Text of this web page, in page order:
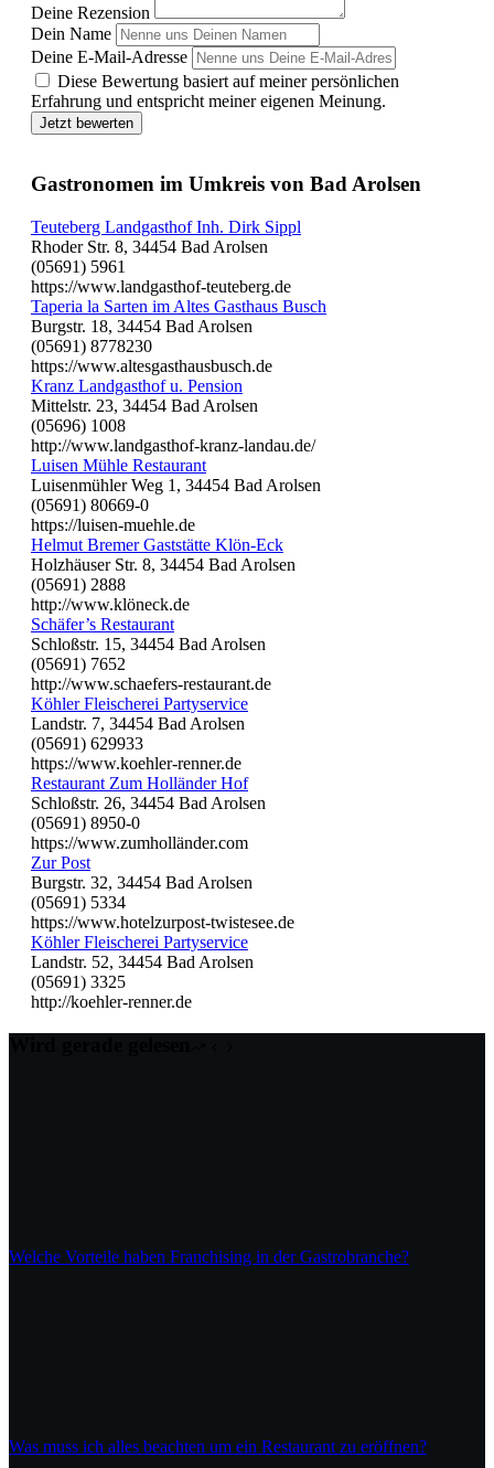
Deine Rezension
Dein Name
Deine E-Mail-Adresse
Diese Bewertung basiert auf meiner persönlichen
Erfahrung und entspricht meiner eigenen Meinung.
Jetzt bewerten
Gastronomen im Umkreis von Bad Arolsen
Teuteberg Landgasthof Inh. Dirk Sippl
Rhoder Str. 8, 34454 Bad Arolsen
(05691) 5961
https://www.landgasthof-teuteberg.de
Taperia la Sarten im Altes Gasthaus Busch
Burgstr. 18, 34454 Bad Arolsen
(05691) 8778230
https://www.altesgasthausbusch.de
Kranz Landgasthof u. Pension
Mittelstr. 23, 34454 Bad Arolsen
(05696) 1008
http://www.landgasthof-kranz-landau.de/
Luisen Mühle Restaurant
Luisenmühler Weg 1, 34454 Bad Arolsen
(05691) 80669-0
https://luisen-muehle.de
Helmut Bremer Gaststätte Klön-Eck
Holzhäuser Str. 8, 34454 Bad Arolsen
(05691) 2888
http://www.klöneck.de
Schäfer’s Restaurant
Schloßstr. 15, 34454 Bad Arolsen
(05691) 7652
http://www.schaefers-restaurant.de
Köhler Fleischerei Partyservice
Landstr. 7, 34454 Bad Arolsen
(05691) 629933
https://www.koehler-renner.de
Restaurant Zum Holländer Hof
Schloßstr. 26, 34454 Bad Arolsen
(05691) 8950-0
https://www.zumholländer.com
Zur Post
Burgstr. 32, 34454 Bad Arolsen
(05691) 5334
https://www.hotelzurpost-twistesee.de
Köhler Fleischerei Partyservice
Landstr. 52, 34454 Bad Arolsen
(05691) 3325
http://koehler-renner.de
Welche Vorteile haben Franchising in der Gastrobranche?
Was muss ich alles beachten um ein Restaurant zu eröffnen?